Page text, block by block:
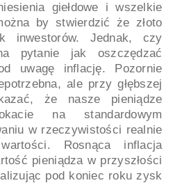
giełdowe i wszelkie
by stwierdzić że złoto
inwestorów. Jednak, czy
pytanie jak oszczędzać
uwagę inflację. Pozornie
ale przy głębszej
że nasze pieniądze
na standardowym
w rzeczywistości realnie
Rosnąca inflacja
pieniądza w przyszłości
pod koniec roku zysk